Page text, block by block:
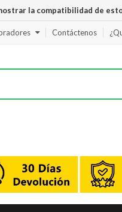
la compatibilidad de
Contáctenos